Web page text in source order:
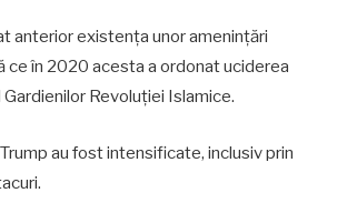
anterior existența unor amenințări
ce în 2020 acesta a ordonat uciderea
Revoluției Islamice.
au fost intensificate, inclusiv prin